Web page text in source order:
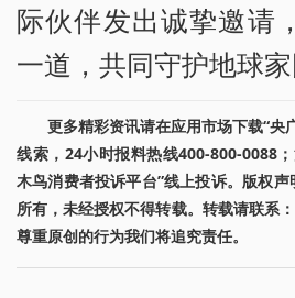
际伙伴发出诚挚邀请
一道，共同守护地球家
更多精彩资讯请在应用市场下载“央
线索，24小时报料热线400-800-0088
木鸟消费者投诉平台”线上投诉。版权
所有，未经授权不得转载。转载请联系
尊重原创的行为我们将追究责任。